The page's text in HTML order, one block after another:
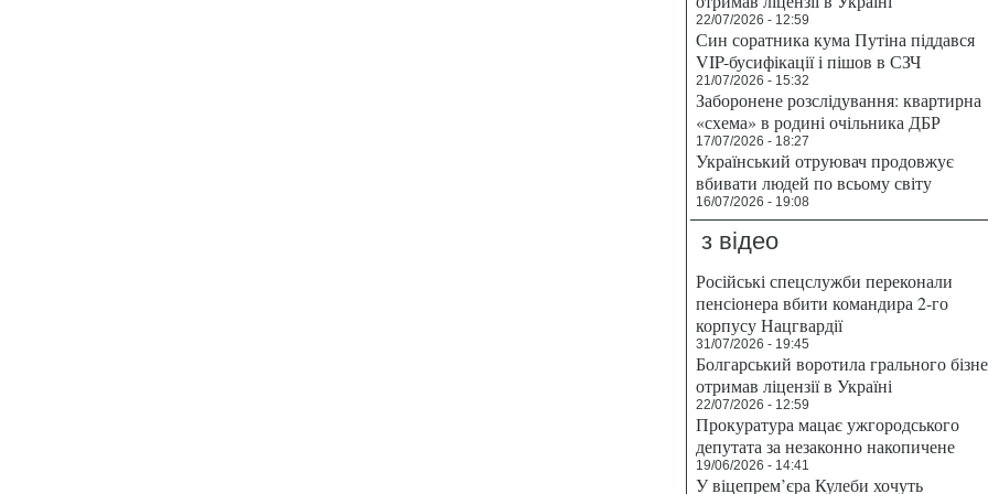
22/07/2026 - 12:59
Син соратника кума Путіна піддався
VIP-бусифікації і пішов в СЗЧ
21/07/2026 - 15:32
Заборонене розслідування: квартирна
«схема» в родині очільника ДБР
17/07/2026 - 18:27
Український отруювач продовжує
вбивати людей по всьому світу
16/07/2026 - 19:08
з відео
Російські спецслужби переконали
пенсіонера вбити командира 2-го
корпусу Нацгвардії
31/07/2026 - 19:45
Болгарський воротила грального
отримав ліцензії в Україні
22/07/2026 - 12:59
Прокуратура мацає ужгородського
депутата за незаконно накопичене
19/06/2026 - 14:41
У віцепрем’єра Кулеби хочуть